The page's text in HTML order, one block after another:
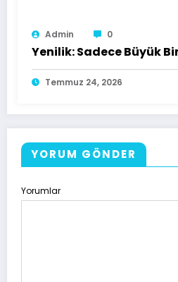
Admin 0
Yenilik: Sadece Büyük
Temmuz 24, 2026
YORUM GÖNDER
Yorumlar